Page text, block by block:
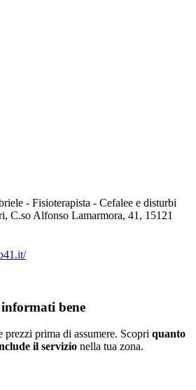
- Fisioterapista - Cefalee e disturbi
C.so Alfonso Lamarmora, 41, 15121
bene
prezzi prima di assumere. Scopri quanto
il servizio nella tua zona.